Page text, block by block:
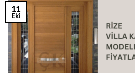
11
Eki